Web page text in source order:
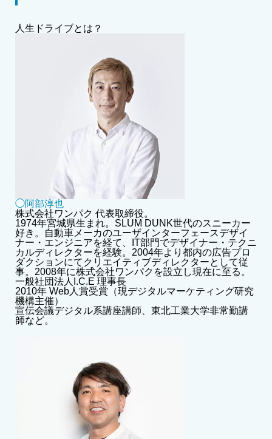
人生ドライブとは？
◯阿部淳也
株式会社ワンパク 代表取締役。
1974年宮城県生まれ。SLUM DUNK世代のスニーカー
好き。自動車メーカのユーザインターフェースデザイ
ナー・エンジニアを経て、IT部門でデザイナー・テクニ
カルディレクターを経験。2004年より都内の広告プロ
ダクションにてクリエイティブディレクターとして従
事。2008年に株式会社ワンパクを設立し現在に至る。
一般社団法人I.C.E 理事長
2010年 Web人賞受賞（現デジタルマーケティング研究
機構主催）
宣伝会議デジタル系講座講師、東北工業大学非常勤講
師など。